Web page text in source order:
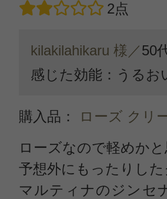
2点
kilakilahikaru 様／50
感じた効能：うるお
購入品：
ローズ クリ
ローズなので軽めか
予想外にもったりし
マルティナのジンセ